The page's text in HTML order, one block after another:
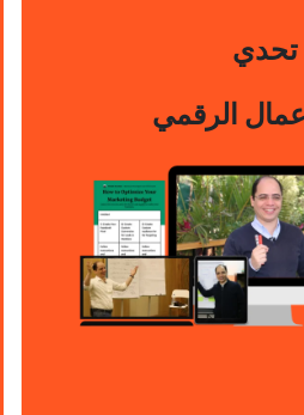
الرقمي